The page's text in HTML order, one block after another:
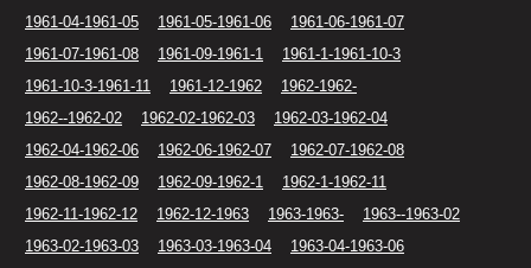
1961-04-1961-05
1961-05-1961-06
1961-06-1961-07
1961-07-1961-08
1961-09-1961-1
1961-1-1961-10-3
1961-10-3-1961-11
1961-12-1962
1962-1962-
1962--1962-02
1962-02-1962-03
1962-03-1962-04
1962-04-1962-06
1962-06-1962-07
1962-07-1962-08
1962-08-1962-09
1962-09-1962-1
1962-1-1962-11
1962-11-1962-12
1962-12-1963 1963-1963-
1963--1963-02
1963-02-1963-03
1963-03-1963-04
1963-04-1963-06